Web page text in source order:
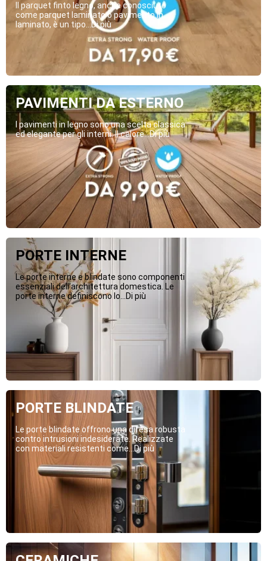
Il parquet finto legno, anche conosciuto
come parquet laminato o pavimento in
laminato, è un tipo...Di più
PAVIMENTI DA ESTERNO
I pavimenti in legno sono una scelta classica
ed elegante per gli interni. Il calore...Di più
PORTE INTERNE
Le porte interne e blindate sono componenti
essenziali dell’architettura domestica. Le
porte interne definiscono lo...Di più
PORTE BLINDATE
Le porte blindate offrono una difesa robusta
contro intrusioni indesiderate. Realizzate
con materiali resistenti come...Di più